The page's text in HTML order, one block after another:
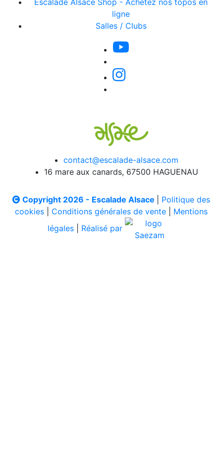
Escalade Alsace Shop - Achetez nos topos en
ligne
Salles / Clubs
contact@escalade-alsace.com
16 mare aux canards, 67500 HAGUENAU
Copyright 2026 - Escalade Alsace
Politique des
cookies| Conditions générales de vente| Mentions
légales
Réalisé par